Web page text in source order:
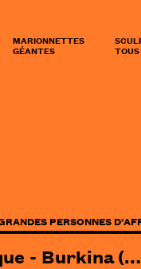
MARIONNETTES
GÉANTES TOUS
PERSONNES
- Burkina